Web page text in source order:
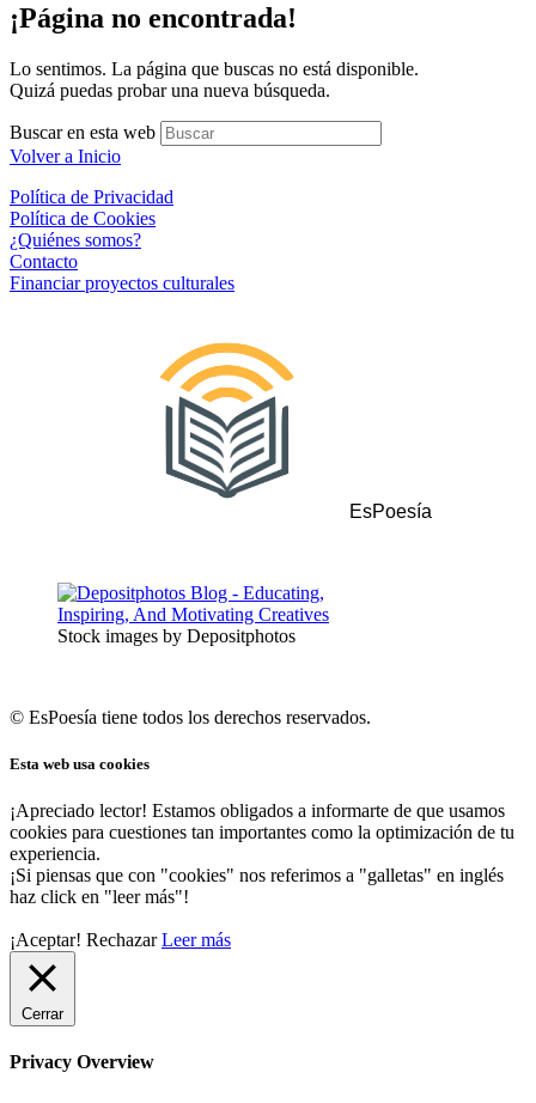
¡Página no encontrada!
Lo sentimos. La página que buscas no está disponible.
Quizá puedas probar una nueva búsqueda.
Buscar en esta web
Volver a Inicio
Política de Privacidad
Política de Cookies
¿Quiénes somos?
Contacto
Financiar proyectos culturales
EsPoesía
Stock images by Depositphotos
© EsPoesía tiene todos los derechos reservados.
Esta web usa cookies
¡Apreciado lector! Estamos obligados a informarte de que usamos
cookies para cuestiones tan importantes como la optimización de tu
experiencia.
¡Si piensas que con "cookies" nos referimos a "galletas" en inglés
haz click en "leer más"!
¡Aceptar! Rechazar Leer más
Cerrar
Privacy Overview